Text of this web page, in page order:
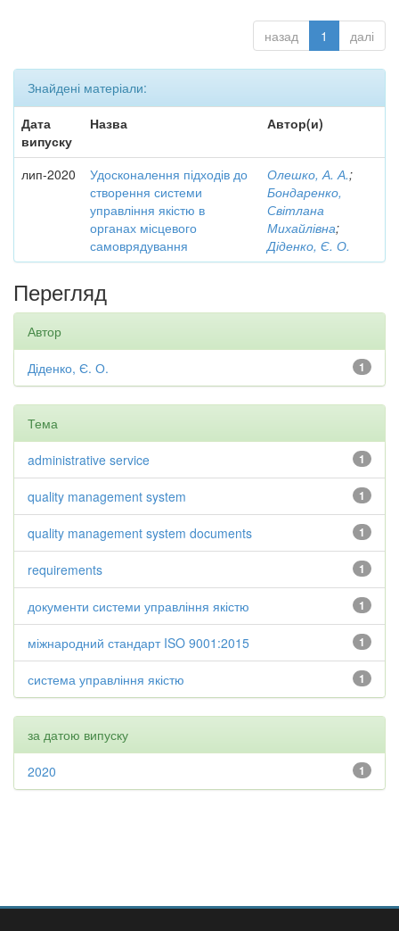
назад 1 далі
Знайдені матеріали:
Дата
випуску
Назва Автор(и)
лип-2020
Удосконалення підходів до
створення системи
управління якістю в
органах місцевого
самоврядування
Олешко, А. А.;
Бондаренко,
Світлана
Михайлівна;
Діденко, Є. О.
Перегляд
Автор
1
Діденко, Є. О.
Тема
1
administrative service
1
quality management system
1
quality management system documents
1
requirements
1
документи системи управління якістю
1
міжнародний стандарт ISO 9001:2015
1
система управління якістю
за датою випуску
1
2020